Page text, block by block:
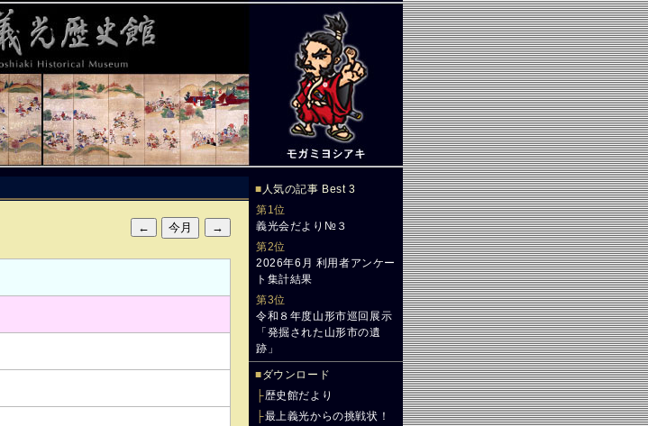
■ 人気の記事 Best 3
第1位
義光会だより№３
第2位
2026年6月 利用者アンケー
ト集計結果
第3位
令和８年度山形市巡回展示
「発掘された山形市の遺
跡」
■ダウンロード
├歴史館だより
├最上義光からの挑戦状！